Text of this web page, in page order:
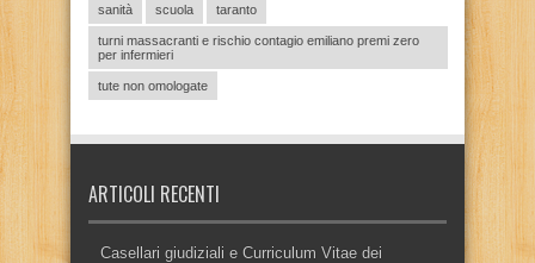
sanità scuola taranto
turni massacranti e rischio contagio emiliano premi zero
per infermieri
tute non omologate
ARTICOLI RECENTI
Casellari giudiziali e Curriculum Vitae dei